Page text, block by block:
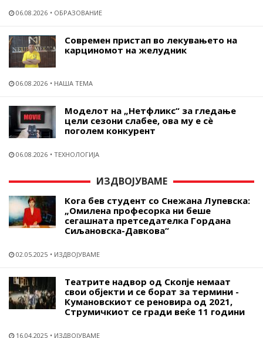
06.08.2026 ОБРАЗОВАНИЕ
Современ пристап во лекувањето на
карциномот на желудник
06.08.2026 НАША ТЕМА
Моделот на „Нетфликс“ за гледање
цели сезони слабее, ова му е сѐ
поголем конкурент
06.08.2026 ТЕХНОЛОГИЈА
ИЗДВОЈУВАМЕ
Кога бев студент со Снежана Лупевска:
„Омилена професорка ни беше
сегашната претседателка Гордана
Сиљановска-Давкова“
02.05.2025 ИЗДВОЈУВАМЕ
Театрите надвор од Скопје немаат
свои објекти и се борат за термини -
Кумановскиот се реновира од 2021,
Струмичкиот се гради веќе 11 години
16.04.2025 ИЗДВОЈУВАМЕ